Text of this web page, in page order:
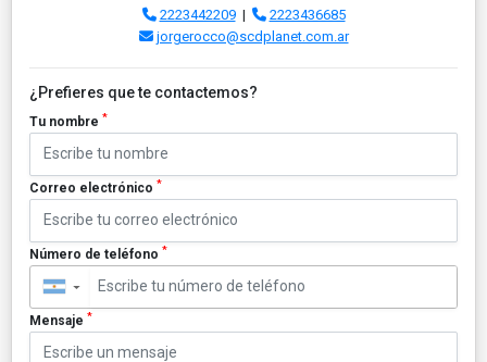
2223442209|
2223436685
jorgerocco@scdplanet.com.ar
¿Prefieres que te contactemos?
Tu nombre *
Correo electrónico *
Número de teléfono *
▼
Mensaje *